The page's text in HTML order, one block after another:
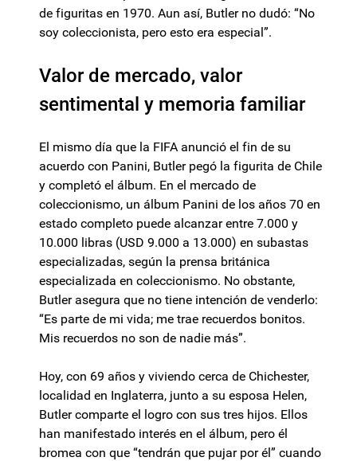
de figuritas en 1970. Aun así, Butler no dudó: “No
soy coleccionista, pero esto era especial”.
Valor de mercado, valor
sentimental y memoria familiar
El mismo día que la FIFA anunció el fin de su
acuerdo con Panini, Butler pegó la figurita de Chile
y completó el álbum. En el mercado de
coleccionismo, un álbum Panini de los años 70 en
estado completo puede alcanzar entre 7.000 y
10.000 libras (USD 9.000 a 13.000) en subastas
especializadas, según la prensa británica
especializada en coleccionismo. No obstante,
Butler asegura que no tiene intención de venderlo:
“Es parte de mi vida; me trae recuerdos bonitos.
Mis recuerdos no son de nadie más”.
Hoy, con 69 años y viviendo cerca de Chichester,
localidad en Inglaterra, junto a su esposa Helen,
Butler comparte el logro con sus tres hijos. Ellos
han manifestado interés en el álbum, pero él
bromea con que “tendrán que pujar por él” cuando